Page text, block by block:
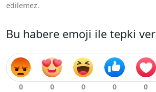
edilemez.
Bu habere emoji ile tepki ver